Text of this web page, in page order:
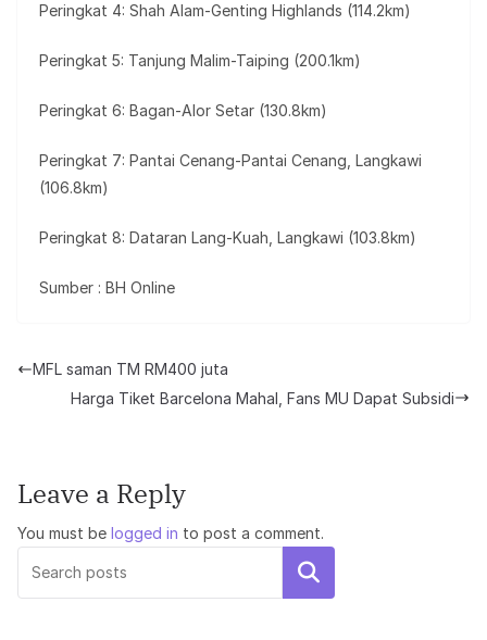
Peringkat 4: Shah Alam-Genting Highlands (114.2km)
Peringkat 5: Tanjung Malim-Taiping (200.1km)
Peringkat 6: Bagan-Alor Setar (130.8km)
Peringkat 7: Pantai Cenang-Pantai Cenang, Langkawi
(106.8km)
Peringkat 8: Dataran Lang-Kuah, Langkawi (103.8km)
Sumber : BH Online
MFL saman TM RM400 juta
Harga Tiket Barcelona Mahal, Fans MU Dapat Subsidi
Leave a Reply
You must be logged in to post a comment.
Search